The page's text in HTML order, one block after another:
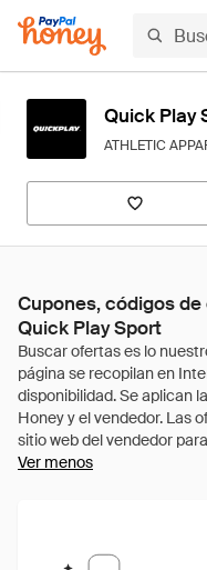
Quick Play
ATHLETIC
Cupones, códigos
Quick Play Sport
Ver menos